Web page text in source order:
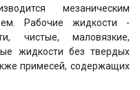
мезаническим
Рабочие жидкости -
чистые, маловязкие,
жидкости без твердых
примесей, содержащих